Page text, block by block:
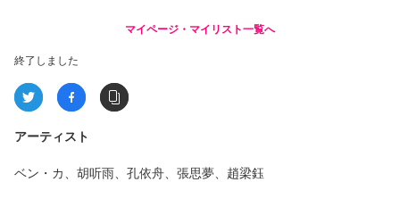
マイページ・マイリスト一覧へ
終了しました
アーティスト
ベン・カ、胡听雨、孔依舟、張思夢、趙梁鈺